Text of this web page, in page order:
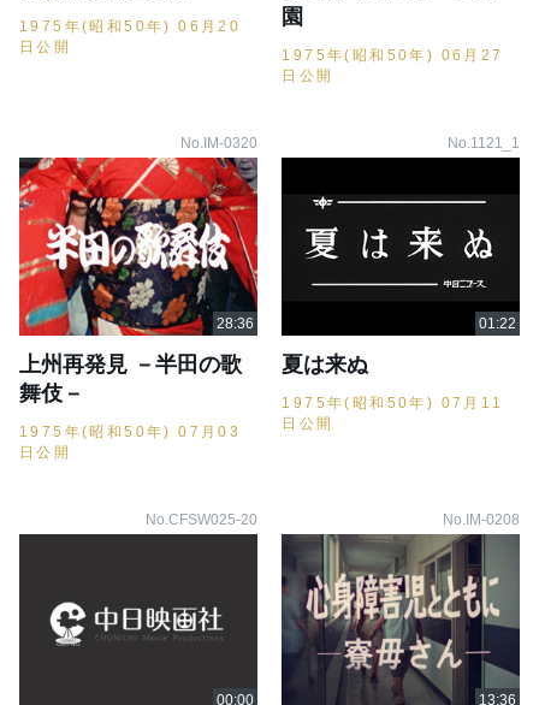
1975年(昭和50年) 06月20
日公開
園
1975年(昭和50年) 06月27
日公開
No.IM-0320
上州再発見 －半田の歌
舞伎－
1975年(昭和50年) 07月03
日公開
No.1121_1
夏は来ぬ
1975年(昭和50年) 07月11
日公開
No.CFSW025-20 No.IM-0208